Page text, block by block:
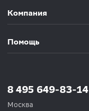
Компания
Помощь
8 495 649-83-14
Москва